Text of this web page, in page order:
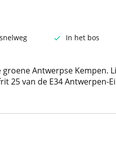
In het bos
Antwerpse Kempen.
25 van de E34 Antwerpen-